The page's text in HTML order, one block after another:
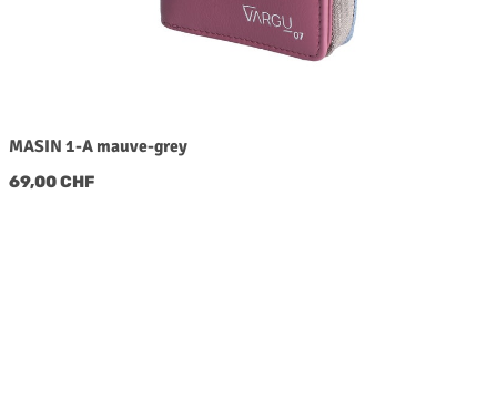
MASIN 1-A mauve-grey
Regulärer Preis:
69,00 CHF